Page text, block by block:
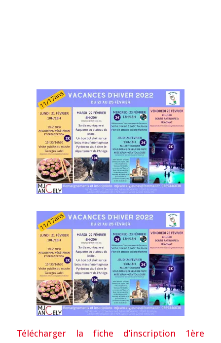
Télécharger la fiche d’inscription 1ère